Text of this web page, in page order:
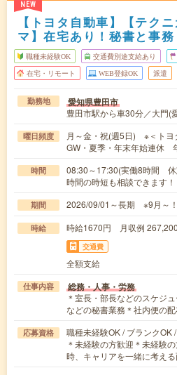
NEW
【トヨタ自動車】【テク
マ】在宅あり！秘書と事務
職種未経験OK 交通費別途支給あり
在宅・リモート WEB登録OK 派遣
勤務地 愛知県豊田市
豊田市駅から車30分／大門(
曜日頻度
月～金・祝(週5日) ※＜トヨ
GW・夏季・年末年始連休
時間
08:30～17:30(実働8時間
時間の時短も相談できます！
期間 2026/09/01～長期 ※9月～！
時給 時給1670円 月収例
交通費
全額支給
仕事内容 総務・人事・労務
＊室長・部長などのスケジ
などの秘書業務＊社内便の
応募資格
職種未経験OK / ブランクOK
＊未経験の方歓迎＊未経験
時、キャリアを一緒に考え